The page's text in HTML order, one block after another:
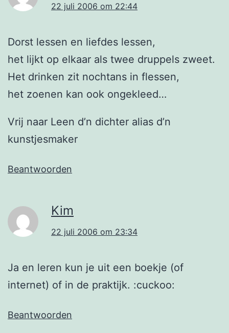
22 juli 2006 om 22:44
Dorst lessen en liefdes lessen,
het lijkt op elkaar als twee druppels zweet.
Het drinken zit nochtans in flessen,
het zoenen kan ook ongekleed…
Vrij naar Leen d’n dichter alias d’n
kunstjesmaker
Beantwoorden
Kim
22 juli 2006 om 23:34
Ja en leren kun je uit een boekje (of
internet) of in de praktijk. :cuckoo:
Beantwoorden